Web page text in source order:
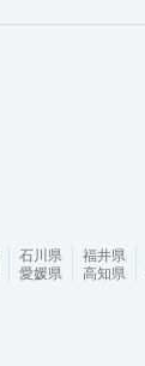
石川県 福井県
愛媛県 高知県